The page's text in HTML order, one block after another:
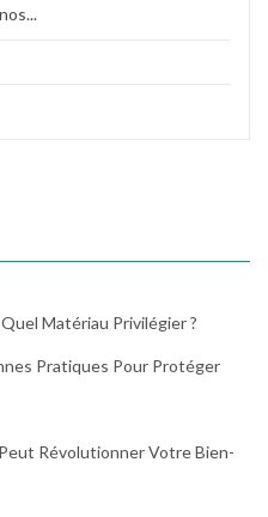
Matériau Privilégier ?
Pratiques Pour Protéger
Révolutionner Votre Bien-